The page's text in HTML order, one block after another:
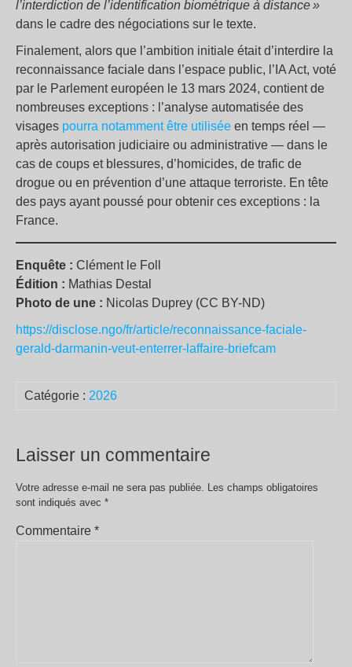
l’interdiction de l’identification biométrique à distance »
dans le cadre des négociations sur le texte.
Finalement, alors que l’ambition initiale était d’interdire la
reconnaissance faciale dans l’espace public, l’IA Act, voté
par le Parlement européen le 13 mars 2024, contient de
nombreuses exceptions : l’analyse automatisée des
visages pourra notamment être utilisée en temps réel —
après autorisation judiciaire ou administrative — dans le
cas de coups et blessures, d’homicides, de trafic de
drogue ou en prévention d’une attaque terroriste. En tête
des pays ayant poussé pour obtenir ces exceptions : la
France.
Enquête : Clément le Foll
Édition : Mathias Destal
Photo de une : Nicolas Duprey (CC BY-ND)
https://disclose.ngo/fr/article/reconnaissance-faciale-
gerald-darmanin-veut-enterrer-laffaire-briefcam
Catégorie : 2026
Laisser un commentaire
Votre adresse e-mail ne sera pas publiée. Les champs obligatoires
sont indiqués avec *
Commentaire *